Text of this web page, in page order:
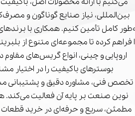
بین‌المللی، نیاز صنایع گوناگون و
کامل تأمین کنیم. همکاری با
فراهم کرده تا مجموعه‌ای متنوع از
اروپایی و چینی، انواع گریس‌های مقاوم
بوسترهای باکیفیت را در اختیار
تخصص فنی، مشاوره دقیق و پشتیبانی
نوین صنعت بر پایه آن فعالیت می‌کند.
مطمئن، سریع و حرفه‌ای در خرید